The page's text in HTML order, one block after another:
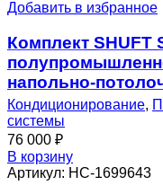
Добавить в избранное
Комплект SHUFT
напольно-
Кондиционирование,
системы
76 000 ₽
В корзину
Артикул: НС-1699643